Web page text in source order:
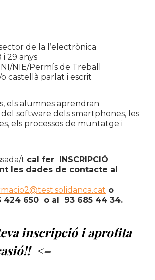
de la l’electrònica
i 29 anys
NIE/Permís de Treball
o castellà parlat i escrit
els alumnes aprendran
software dels smartphones, les
els processos de muntatge i
t cal fer INSCRIPCIÓ
les dades de contacte al
o
424 650 o al 93 685 44 34.
inscripció i aprofita
<–